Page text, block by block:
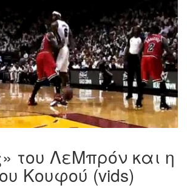
του ΛεΜπρόν και η
Κουφού (vids)